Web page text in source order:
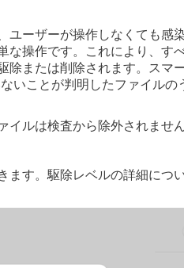
ーザーが操作しなくても感
操作です。これにより、す
または削除されます。スマ
ことが判明したファイルの
ルは検査から除外されません
ます。駆除レベルの詳細につ